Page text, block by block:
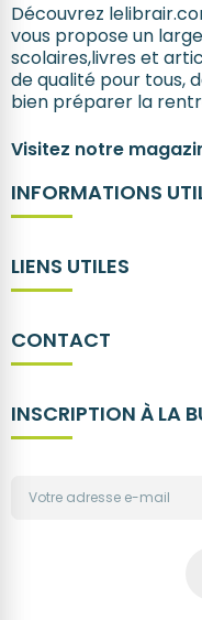
Découvrez
vous propose un
scolaires,livres et
de qualité pour tous,
bien préparer la
Visitez notre
INFORMATIONS
LIENS UTILES
CONTACT
INSCRIPTION À LA